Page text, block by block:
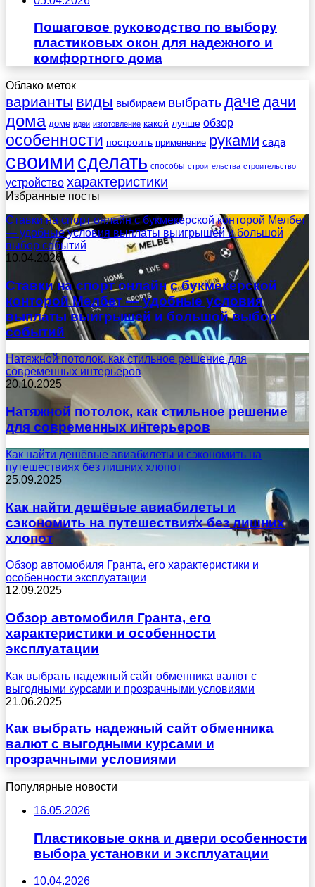
Пошаговое руководство по выбору
пластиковых окон для надежного и
комфортного дома
Облако меток
варианты виды выбираем выбрать даче дачи
дома доме идеи изготовление какой лучше обзор
особенности построить применение руками сада
своими сделать способы строительства строительство
устройство характеристики
Избранные посты
Ставки на спорт онлайн с букмекерской конторой Мелбет
— удобные условия выплаты выигрышей и большой
выбор событий
10.04.2026
Ставки на спорт онлайн с букмекерской
конторой Мелбет — удобные условия
выплаты выигрышей и большой выбор
событий
Натяжной потолок, как стильное решение для
современных интерьеров
20.10.2025
Натяжной потолок, как стильное решение
для современных интерьеров
Как найти дешёвые авиабилеты и сэкономить на
путешествиях без лишних хлопот
25.09.2025
Как найти дешёвые авиабилеты и
сэкономить на путешествиях без лишних
хлопот
Обзор автомобиля Гранта, его характеристики и
особенности эксплуатации
12.09.2025
Обзор автомобиля Гранта, его
характеристики и особенности
эксплуатации
Как выбрать надежный сайт обменника валют с
выгодными курсами и прозрачными условиями
21.06.2025
Как выбрать надежный сайт обменника
валют с выгодными курсами и
прозрачными условиями
Популярные новости
16.05.2026
Пластиковые окна и двери особенности
выбора установки и эксплуатации
10.04.2026